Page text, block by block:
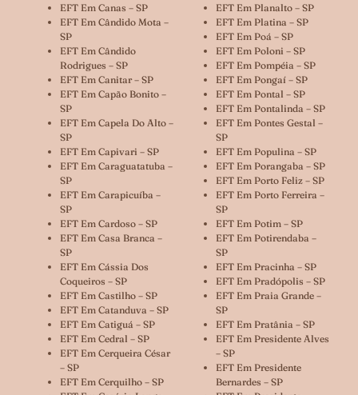
EFT Em Canas – SP
EFT Em Cândido Mota –
SP
EFT Em Cândido
Rodrigues – SP
EFT Em Canitar – SP
EFT Em Capão Bonito –
SP
EFT Em Capela Do Alto –
SP
EFT Em Capivari – SP
EFT Em Caraguatatuba –
SP
EFT Em Carapicuíba –
SP
EFT Em Cardoso – SP
EFT Em Casa Branca –
SP
EFT Em Cássia Dos
Coqueiros – SP
EFT Em Castilho – SP
EFT Em Catanduva – SP
EFT Em Catiguá – SP
EFT Em Cedral – SP
EFT Em Cerqueira César
– SP
EFT Em Cerquilho – SP
EFT Em Planalto – SP
EFT Em Platina – SP
EFT Em Poá – SP
EFT Em Poloni – SP
EFT Em Pompéia – SP
EFT Em Pongaí – SP
EFT Em Pontal – SP
EFT Em Pontalinda – SP
EFT Em Pontes Gestal –
SP
EFT Em Populina – SP
EFT Em Porangaba – SP
EFT Em Porto Feliz – SP
EFT Em Porto Ferreira –
SP
EFT Em Potim – SP
EFT Em Potirendaba –
SP
EFT Em Pracinha – SP
EFT Em Pradópolis – SP
EFT Em Praia Grande –
SP
EFT Em Pratânia – SP
EFT Em Presidente Alves
– SP
EFT Em Presidente
Bernardes – SP